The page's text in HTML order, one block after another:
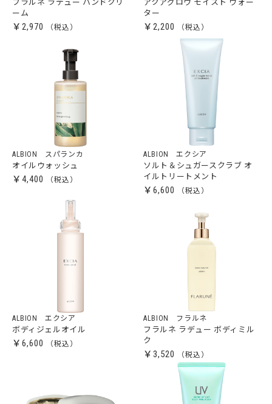
フラルネ ラデュー ハンドクリ
ーム
￥2,970
アクアグロウ モイスト ウォー
ター
￥2,200
ALBION スパランカ
オイルウォッシュ
￥4,400
ALBION エクシア
ソルト＆シュガースクラブ オ
イルトリートメント
￥6,600
ALBION エクシア
ボディジェルオイル
￥6,600
ALBION フラルネ
フラルネ ラデュー ボディミル
ク
￥3,520